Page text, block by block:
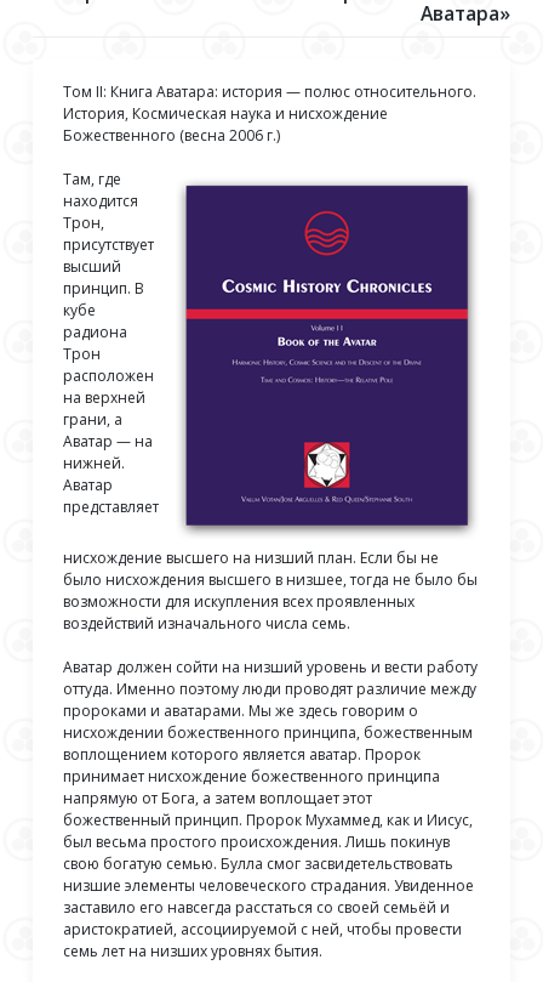
Аватара»
Том II: Книга Аватара: история — полюс относительного.
История, Космическая наука и нисхождение
Божественного (весна 2006 г.)
Там, где
находится
Трон,
присутствует
высший
принцип. В
кубе
радиона
Трон
расположен
на верхней
грани, а
Аватар — на
нижней.
Аватар
представляет
нисхождение высшего на низший план. Если бы не
было нисхождения высшего в низшее, тогда не было бы
возможности для искупления всех проявленных
воздействий изначального числа семь.
Аватар должен сойти на низший уровень и вести работу
оттуда. Именно поэтому люди проводят различие между
пророками и аватарами. Мы же здесь говорим о
нисхождении божественного принципа, божественным
воплощением которого является аватар. Пророк
принимает нисхождение божественного принципа
напрямую от Бога, а затем воплощает этот
божественный принцип. Пророк Мухаммед, как и Иисус,
был весьма простого происхождения. Лишь покинув
свою богатую семью. Булла смог засвидетельствовать
низшие элементы человеческого страдания. Увиденное
заставило его навсегда расстаться со своей семьёй и
аристократией, ассоциируемой с ней, чтобы провести
семь лет на низших уровнях бытия.